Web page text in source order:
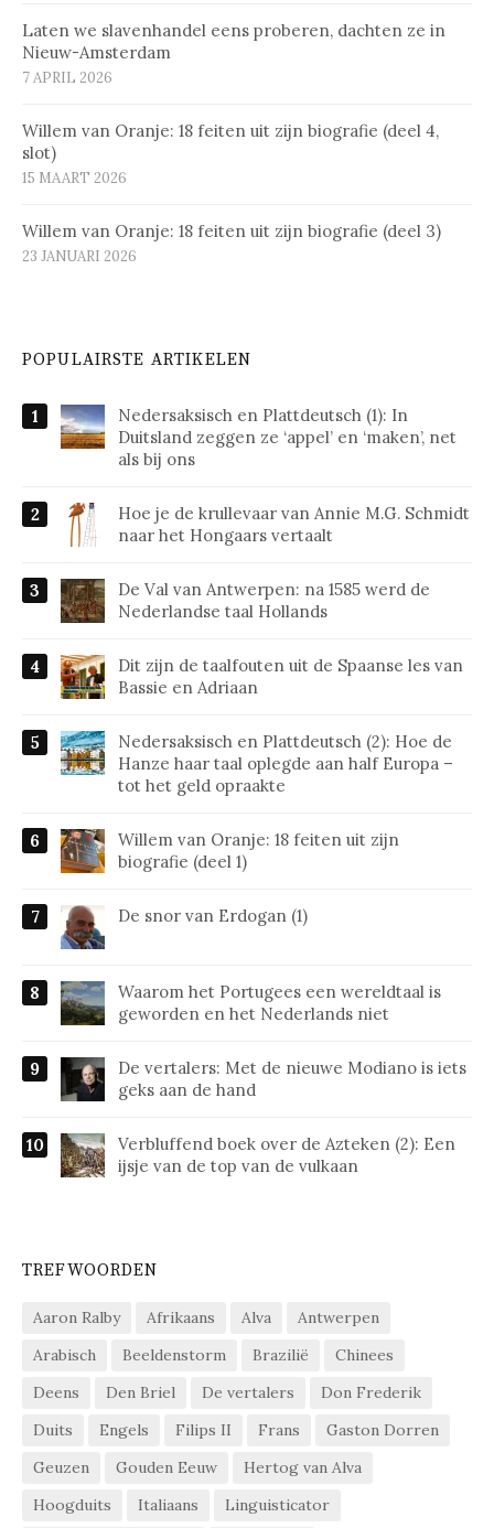
Laten we slavenhandel eens proberen, dachten ze in
Nieuw-Amsterdam
7 APRIL 2026
Willem van Oranje: 18 feiten uit zijn biografie (deel 4,
slot)
15 MAART 2026
Willem van Oranje: 18 feiten uit zijn biografie (deel 3)
23 JANUARI 2026
POPULAIRSTE ARTIKELEN
Nedersaksisch en Plattdeutsch (1): In
Duitsland zeggen ze ‘appel’ en ‘maken’, net
als bij ons
Hoe je de krullevaar van Annie M.G. Schmidt
naar het Hongaars vertaalt
De Val van Antwerpen: na 1585 werd de
Nederlandse taal Hollands
Dit zijn de taalfouten uit de Spaanse les van
Bassie en Adriaan
Nedersaksisch en Plattdeutsch (2): Hoe de
Hanze haar taal oplegde aan half Europa –
tot het geld opraakte
Willem van Oranje: 18 feiten uit zijn
biografie (deel 1)
De snor van Erdogan (1)
Waarom het Portugees een wereldtaal is
geworden en het Nederlands niet
De vertalers: Met de nieuwe Modiano is iets
geks aan de hand
Verbluffend boek over de Azteken (2): Een
ijsje van de top van de vulkaan
TREFWOORDEN
Aaron Ralby Afrikaans Alva
Antwerpen
Arabisch
Beeldenstorm Brazilië
Chinees
Deens
Den Briel De vertalers
Don Frederik
Duits
Engels Filips II Frans
Gaston Dorren
Geuzen
Gouden Eeuw
Hertog van Alva
Hoogduits
Italiaans Linguisticator